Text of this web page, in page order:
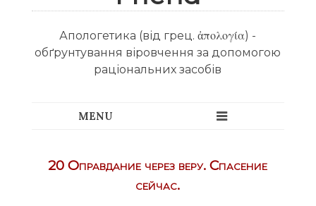
Апологетика (від грец. ἀπολογία) -
обґрунтування віровчення за допомогою
раціональних засобів
20 Оправдание через веру. Спасение
сейчас.